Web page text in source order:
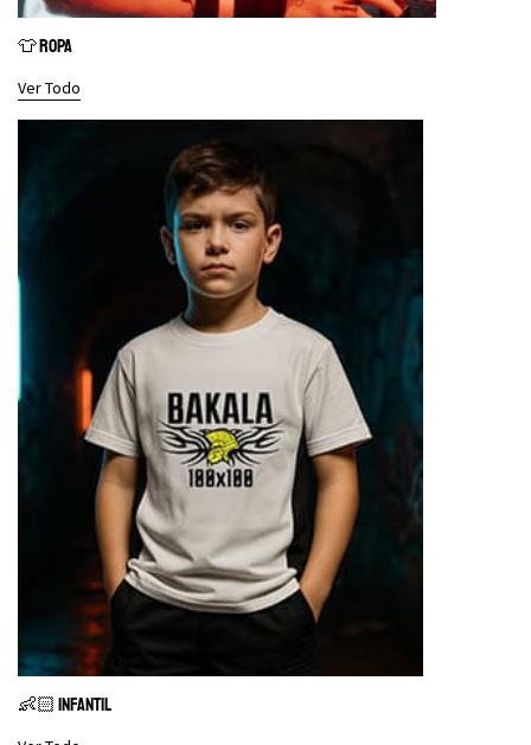
👕 ROPA
Ver Todo
👶🏻 INFANTIL